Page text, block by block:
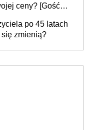
ceny? [Gość
po 45 latach
się zmienią?